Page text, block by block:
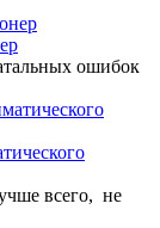
ошибок
всего, не